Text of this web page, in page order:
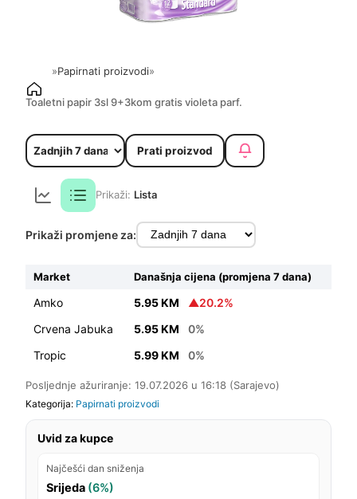
»Papirnati proizvodi»
Toaletni papir 3sl 9+3kom gratis violeta parf.
Prati proizvod
Prikaži: Lista
Prikaži promjene za:
Market Današnja cijena (promjena 7 dana)
Amko 5.95 KM
▲20.2%
Crvena Jabuka
5.95 KM
0%
Tropic
5.99 KM 0%
Posljednje ažuriranje: 19.07.2026 u 16:18 (Sarajevo)
Kategorija: Papirnati proizvodi
Uvid za kupce
Najčešći dan sniženja
Srijeda (6%)